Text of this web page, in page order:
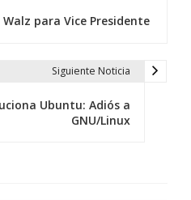
para Vice Presidente
Siguiente Noticia
Ubuntu: Adiós a
GNU/Linux